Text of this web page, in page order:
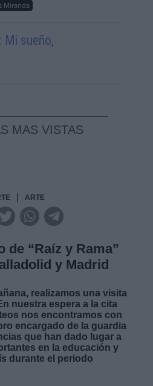
Miranda
Mi sueño,
MAS VISTAS
ARTE
de “Raíz y Rama”
y Madrid
realizamos una visita
nuestra espera a la cita
nos encontramos con
encargado de la guardia
que han dado lugar a
en la educación y
durante el periodo